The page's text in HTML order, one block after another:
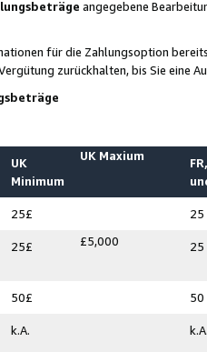
angegebene
für die Zahlungsoption
zurückhalten, bis Sie
UK
Minimum
UK Maxium
25£ 25
25£ £5,000 25
50£ 50
k.A.